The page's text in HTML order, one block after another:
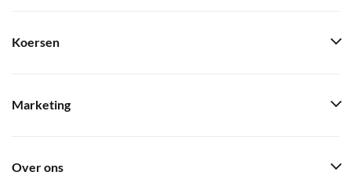
Koersen
Marketing
Over ons